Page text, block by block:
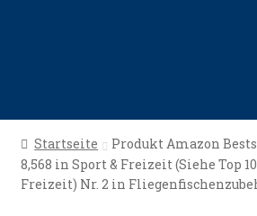
Start
Angellinks
Startseite Produkt Amazon
8,568 in Sport & Freizeit (Siehe Top
Freizeit) Nr. 2 in